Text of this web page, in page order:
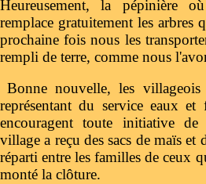
Heureusement, la pépinière
remplace gratuitement les arbres
prochaine fois nous les
rempli de terre, comme nous
Bonne nouvelle, les
représentant du service eaux
encouragent toute initiative
village a reçu des sacs de maïs et
réparti entre les familles de ceux
monté la clôture.